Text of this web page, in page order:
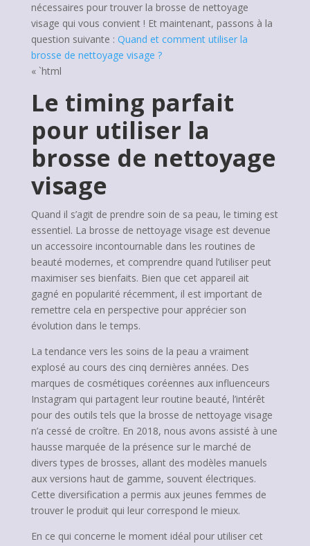
nécessaires pour trouver la brosse de nettoyage
visage qui vous convient ! Et maintenant, passons à la
question suivante : Quand et comment utiliser la
brosse de nettoyage visage ?
« `html
Le timing parfait
pour utiliser la
brosse de nettoyage
visage
Quand il s’agit de prendre soin de sa peau, le timing est
essentiel. La brosse de nettoyage visage est devenue
un accessoire incontournable dans les routines de
beauté modernes, et comprendre quand l’utiliser peut
maximiser ses bienfaits. Bien que cet appareil ait
gagné en popularité récemment, il est important de
remettre cela en perspective pour apprécier son
évolution dans le temps.
La tendance vers les soins de la peau a vraiment
explosé au cours des cinq dernières années. Des
marques de cosmétiques coréennes aux influenceurs
Instagram qui partagent leur routine beauté, l’intérêt
pour des outils tels que la brosse de nettoyage visage
n’a cessé de croître. En 2018, nous avons assisté à une
hausse marquée de la présence sur le marché de
divers types de brosses, allant des modèles manuels
aux versions haut de gamme, souvent électriques.
Cette diversification a permis aux jeunes femmes de
trouver le produit qui leur correspond le mieux.
En ce qui concerne le moment idéal pour utiliser cet